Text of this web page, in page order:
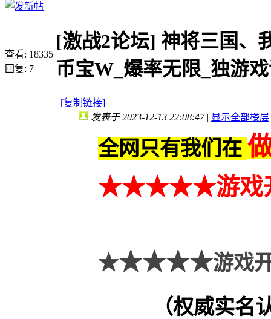
查看: 18335|
回复: 7
[激战2论坛] 神将三国、
币宝W_爆率无限_独游
[复制链接]
发表于 2023-12-13 22:08:47 | 显示全部楼层
全网只有我们在
★★★★★游戏
★★★★★游戏
（权威实名